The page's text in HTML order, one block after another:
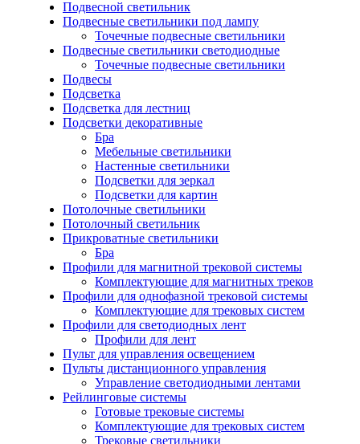
Подвесной светильник
Подвесные светильники под лампу
Точечные подвесные светильники
Подвесные светильники светодиодные
Точечные подвесные светильники
Подвесы
Подсветка
Подсветка для лестниц
Подсветки декоративные
Бра
Мебельные светильники
Настенные светильники
Подсветки для зеркал
Подсветки для картин
Потолочные светильники
Потолочный светильник
Прикроватные светильники
Бра
Профили для магнитной трековой системы
Комплектующие для магнитных треков
Профили для однофазной трековой системы
Комплектующие для трековых систем
Профили для светодиодных лент
Профили для лент
Пульт для управления освещением
Пульты дистанционного управления
Управление светодиодными лентами
Рейлинговые системы
Готовые трековые системы
Комплектующие для трековых систем
Трековые светильники